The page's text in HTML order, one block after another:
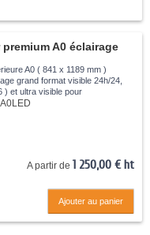
A0 éclairage
A0 ( 841 x 1189 mm )
grand format visible 24h/24,
) et ultra visible pour
de pointe de LED a point
A partir de 1 250,00 € ht
Ajouter au panier